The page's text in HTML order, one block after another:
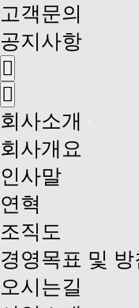
고객문의
공지사항
회사소개
회사개요
인사말
연혁
조직도
경영목표 및 방
오시는길